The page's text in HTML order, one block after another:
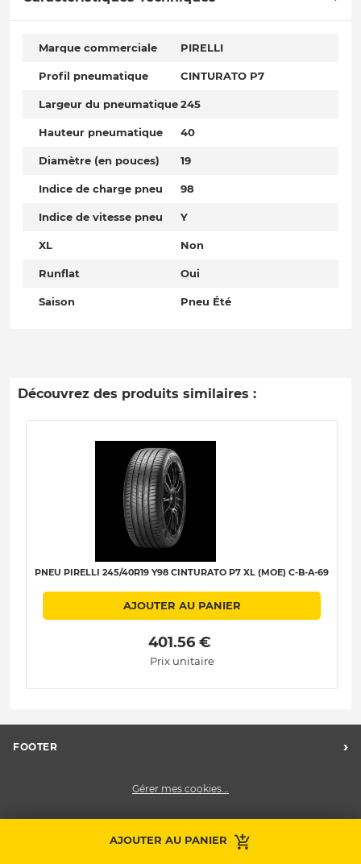
AJOUTER AU PANIER
Marque commerciale PIRELLI
Profil pneumatique CINTURATO P7
Largeur du pneumatique245
Hauteur pneumatique 40
Diamètre (en pouces) 19
Indice de charge pneu 98
Indice de vitesse pneu Y
XL Non
Runflat Oui
Saison Pneu Été
Découvrez des produits similaires :
PNEU PIRELLI 245/40R19 Y98 CINTURATO P7 XL (MOE) C-B-A-69
AJOUTER AU PANIER
401.56 €
Prix unitaire
FOOTER ›
Midas Recrute
Gérer mes cookies...
Prendre RDV